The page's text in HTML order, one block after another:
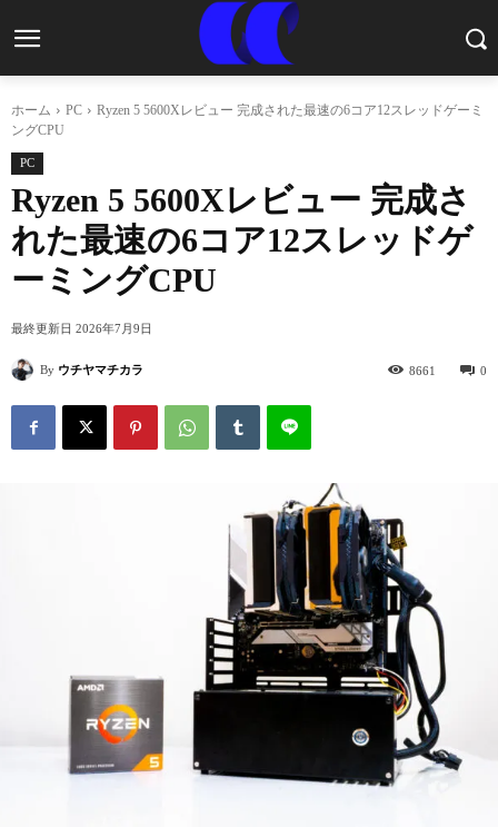
ホーム PC
Ryzen 5 5600Xレビュー 完成された最速の6コア12スレッドゲーミ
ングCPU
PC
Ryzen 5 5600Xレビュー 完成さ
れた最速の6コア12スレッドゲ
ーミングCPU
最終更新日 2026年7月9日
By ウチヤマチカラ 0
8661